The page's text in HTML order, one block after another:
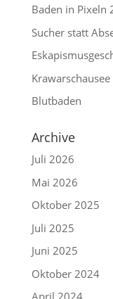
Baden in Pixeln
Sucher statt
Krawarschausee
Blutbaden
Archive
Juli 2026
Mai 2026
Oktober 2025
Juli 2025
Juni 2025
Oktober 2024